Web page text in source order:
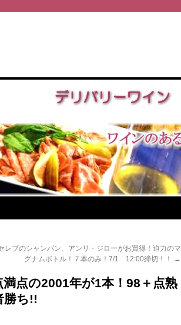
レブのシャンパン、アンリ・ジローがお買得！迫力のマ
グナムボトル！７本のみ！7/1 12:00締切！！
→
点の2001年が1本！98＋点熟
勝ち!!